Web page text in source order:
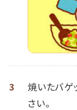
3 焼いたバゲ
さい。